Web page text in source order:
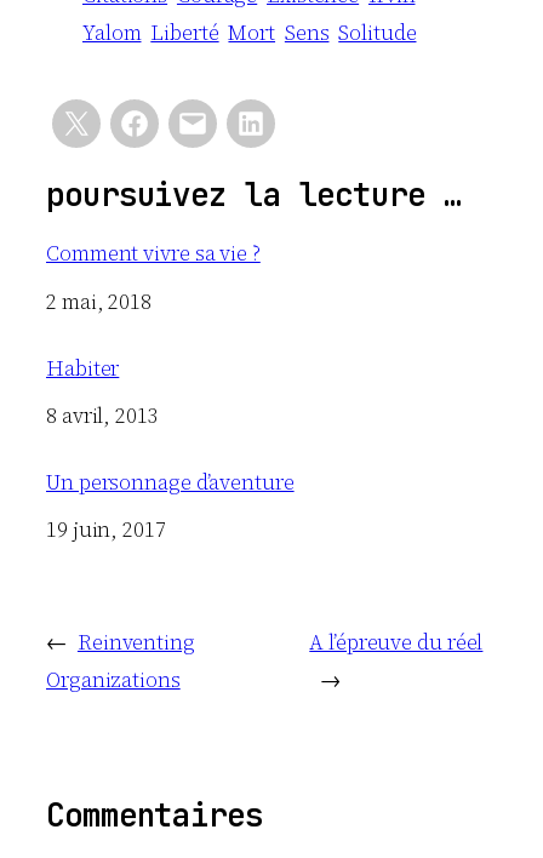
Yalom Liberté Mort Sens Solitude
poursuivez la lecture …
Comment vivre sa vie ?
Date
2 mai, 2018
Habiter
Date
8 avril, 2013
Un personnage d’aventure
Date
19 juin, 2017
← Reinventing
Organizations
A l’épreuve du réel
→
Commentaires